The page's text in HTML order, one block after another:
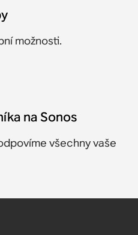
možnosti.
na Sonos
všechny vaše